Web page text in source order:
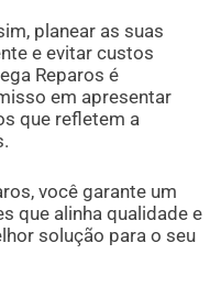
planear as suas
e evitar custos
Reparos é
em apresentar
que refletem a
você garante um
que alinha qualidade e
solução para o seu